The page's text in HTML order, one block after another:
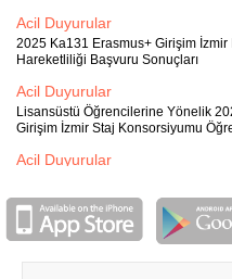
Acil Duyurular
2025 Ka131 Erasmus+ Girişim
Hareketliliği Başvuru Sonuçları
Acil Duyurular
Lisansüstü Öğrencilerine Yönelik
Girişim İzmir Staj Konsorsiyumu
Acil Duyurular